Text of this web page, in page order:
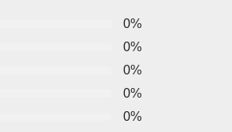
0%
0%
0%
0%
0%